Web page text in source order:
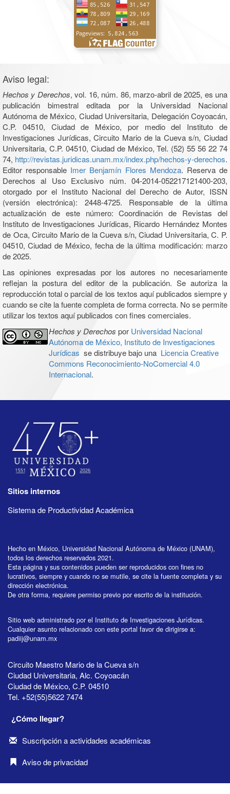
Aviso legal:
Hechos y Derechos, vol. 16, núm. 86, marzo-abril de 2025, es una
publicación bimestral editada por la Universidad Nacional
Autónoma de México, Ciudad Universitaria, Delegación Coyoacán,
C.P. 04510, Ciudad de México, por medio del Instituto de
Investigaciones Jurídicas, Circuito Mario de la Cueva s/n, Ciudad
Universitaria, C.P. 04510, Ciudad de México, Tel. (52) 55 56 22 74
74, http://revistas.juridicas.unam.mx/index.php/hechos-y-derechos.
Editor responsable Imer Benjamín Flores Mendoza. Reserva de
Derechos al Uso Exclusivo núm. 04-2014-052217121400-203,
otorgado por el Instituto Nacional del Derecho de Autor, ISSN
(versión electrónica): 2448-4725. Responsable de la última
actualización de este número: Coordinación de Revistas del
Instituto de Investigaciones Jurídicas, Ricardo Hernández Montes
de Oca, Circuito Mario de la Cueva s/n, Ciudad Universitaria, C. P.
04510, Ciudad de México, fecha de la última modificación: marzo
de 2025.
Las opiniones expresadas por los autores no necesariamente
reflejan la postura del editor de la publicación. Se autoriza la
reproducción total o parcial de los textos aquí publicados siempre y
cuando se cite la fuente completa de forma correcta. No se permite
utilizar los textos aquí publicados con fines comerciales.
Hechos y Derechos por Universidad Nacional
Autónoma de México, Instituto de Investigaciones
Jurídicas se distribuye bajo una Licencia Creative
Commons Reconocimiento-NoComercial 4.0
Internacional.
Sitios internos
Sistema de Productividad Académica
Hecho en México, Universidad Nacional Autónoma de México (UNAM),
todos los derechos reservados 2021.
Esta página y sus contenidos pueden ser reproducidos con fines no
lucrativos, siempre y cuando no se mutile, se cite la fuente completa y su
dirección electrónica.
De otra forma, requiere permiso previo por escrito de la institución.
Sitio web administrado por el Instituto de Investigaciones Jurídicas.
Cualquier asunto relacionado con este portal favor de dirigirse a:
padiij@unam.mx
Circuito Maestro Mario de la Cueva s/n
Ciudad Universitaria, Alc. Coyoacán
Ciudad de México, C.P. 04510
Tel. +52(55)5622 7474
¿Cómo llegar?
Suscripción a actividades académicas
Aviso de privacidad